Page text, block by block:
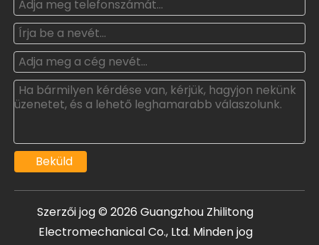
Beküld
Szerzői jog © 2026 Guangzhou Zhilitong
Electromechanical Co., Ltd. Minden jog